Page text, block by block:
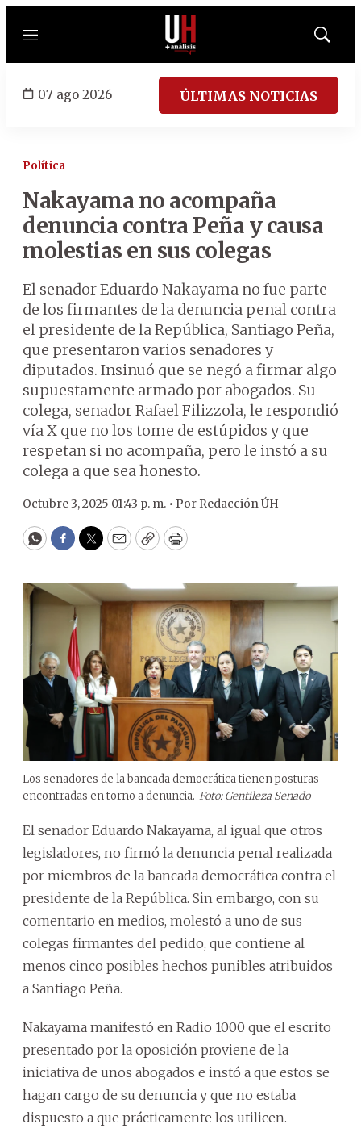
Menú
Mostrar
07 ago 2026 ÚLTIMAS NOTICIAS
Política
Nakayama no acompaña
denuncia contra Peña y causa
molestias en sus colegas
El senador Eduardo Nakayama no fue parte
de los firmantes de la denuncia penal contra
el presidente de la República, Santiago Peña,
que presentaron varios senadores y
diputados. Insinuó que se negó a firmar algo
supuestamente armado por abogados. Su
colega, senador Rafael Filizzola, le respondió
vía X que no los tome de estúpidos y que
respetan si no acompaña, pero le instó a su
colega a que sea honesto.
Octubre 3, 2025 01:43 p. m. • Por Redacción ÚH
WhatsApp
Facebook
Twitter
EmailCopyPrint
Los senadores de la bancada democrática tienen posturas
encontradas en torno a denuncia. Foto: Gentileza Senado
El senador Eduardo Nakayama, al igual que otros
legisladores, no firmó la denuncia penal realizada
por miembros de la bancada democrática contra el
presidente de la República. Sin embargo, con su
comentario en medios, molestó a uno de sus
colegas firmantes del pedido, que contiene al
menos cinco posibles hechos punibles atribuidos
a Santiago Peña.
Nakayama manifestó en Radio 1000 que el escrito
presentado por la oposición proviene de la
iniciativa de unos abogados e instó a que estos se
hagan cargo de su denuncia y que no estaba
dispuesto a que prácticamente los utilicen.